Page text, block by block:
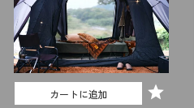
カートに追加